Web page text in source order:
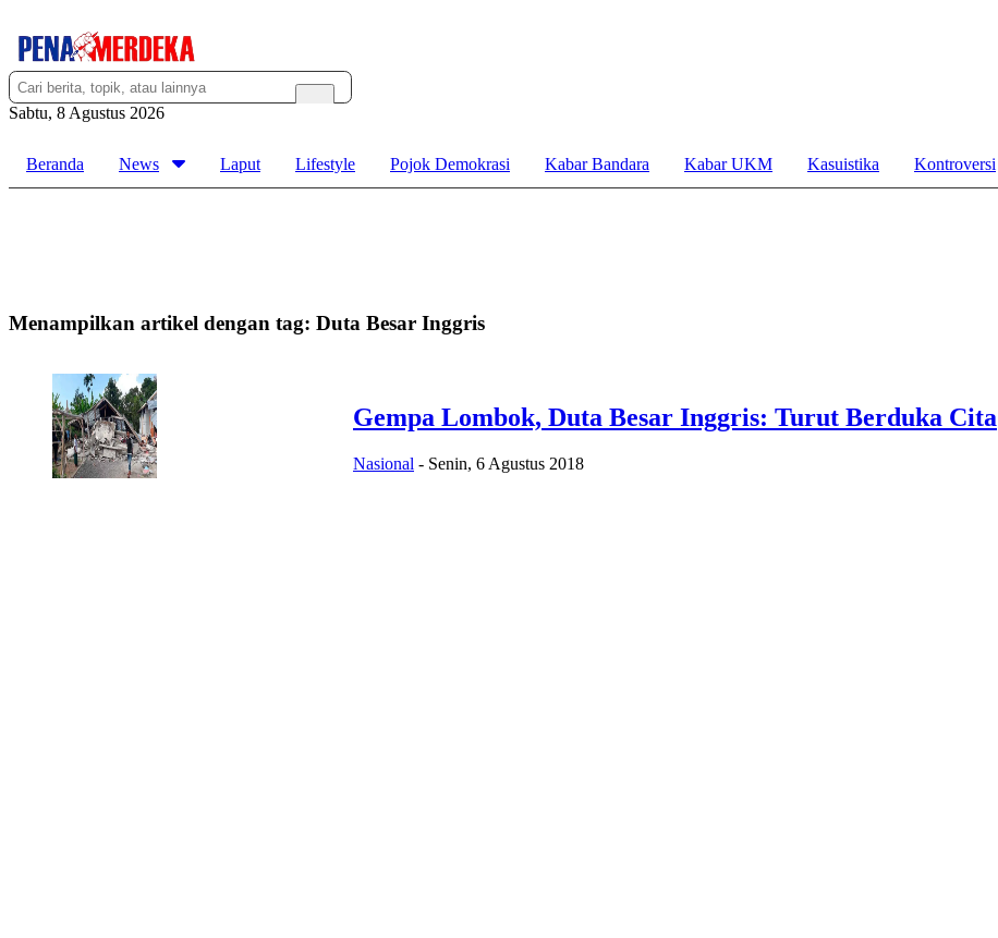
Sabtu, 8 Agustus 2026
Beranda News Laput Lifestyle Pojok Demokrasi Kabar Bandara Kabar UKM Kasuistika Kontroversi
Menampilkan artikel dengan tag: Duta Besar Inggris
Gempa Lombok, Duta Besar Inggris: Turut Berduka Cita
Nasional - Senin, 6 Agustus 2018